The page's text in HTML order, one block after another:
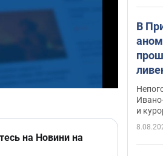
на Новини на
В
и